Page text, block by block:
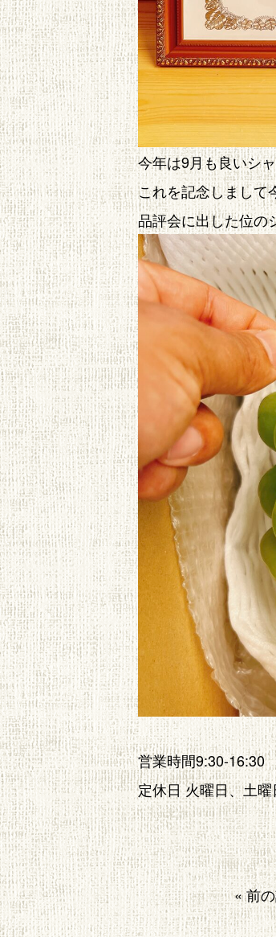
今年は9月も良いシ
これを記念しまして
品評会に出した位の
営業時間9:30-16:30
定休日 火曜日、土曜
« 前